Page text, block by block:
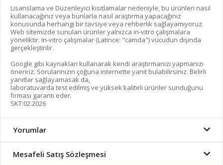
Lisanslama ve Düzenleyici kısıtlamalar nedeniyle, bu ürünleri nasıl
kullanacağınız veya bunlarla nasıl araştırma yapacağınız
konusunda herhangi bir tavsiye veya rehberlik sağlayamıyoruz.
Web sitemizde sunulan ürünler yalnızca in-vitro çalışmalara
yöneliktir. In-vitro çalışmalar (Latince: "camda") vücudun dışında
gerçekleştirilir.
Google gibi kaynakları kullanarak kendi araştırmanızı yapmanızı
öneririz. Sorularınızın çoğuna internette yanıt bulabilirsiniz. Belirli
yanıtlar sağlayamasak da,
laboratuvarda test edilmiş ve yüksek kaliteli ürünler sunduğunu
firması garantı eder.
SKT:02.2026
Yorumlar
Mesafeli Satış Sözleşmesi